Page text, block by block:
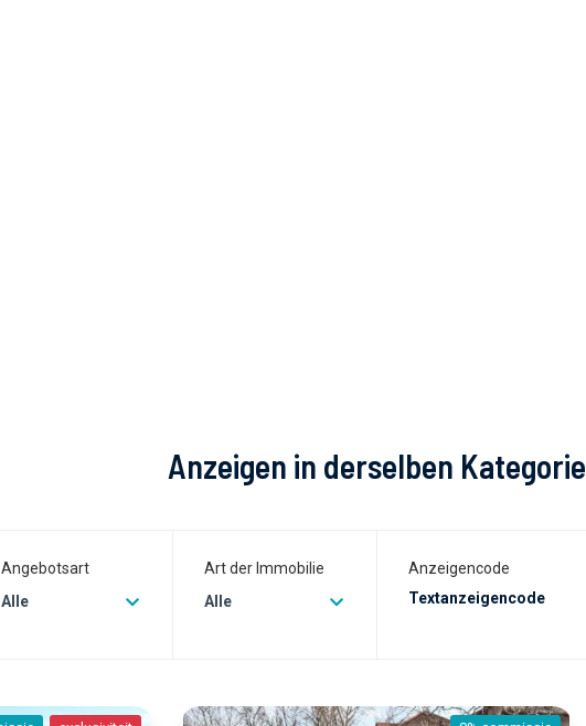
Anzeigen in derselben Kategorie
Angebotsart
Alle
Art der Immobilie
Alle
Anzeigencode